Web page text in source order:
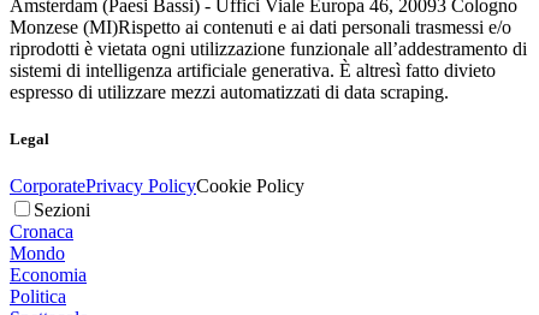
Amsterdam (Paesi Bassi) - Uffici Viale Europa 46, 20093 Cologno
Monzese (MI)Rispetto ai contenuti e ai dati personali trasmessi e/o
riprodotti è vietata ogni utilizzazione funzionale all’addestramento di
sistemi di intelligenza artificiale generativa. È altresì fatto divieto
espresso di utilizzare mezzi automatizzati di data scraping.
Legal
CorporatePrivacy PolicyCookie Policy
Sezioni
Cronaca
Mondo
Economia
Politica